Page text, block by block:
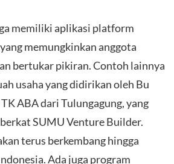
memiliki aplikasi platform
memungkinkan anggota
bertukar pikiran. Contoh lainnya
usaha yang didirikan oleh Bu
ABA dari Tulungagung, yang
SUMU Venture Builder.
terus berkembang hingga
Ada juga program